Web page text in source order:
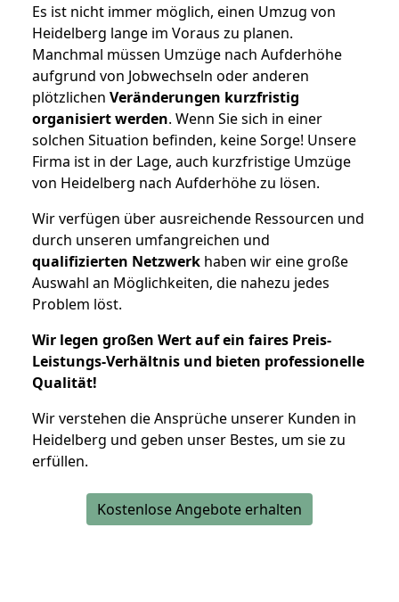
Es ist nicht immer möglich, einen Umzug von
Heidelberg lange im Voraus zu planen.
Manchmal müssen Umzüge nach Aufderhöhe
aufgrund von Jobwechseln oder anderen
plötzlichen Veränderungen kurzfristig
organisiert werden. Wenn Sie sich in einer
solchen Situation befinden, keine Sorge! Unsere
Firma ist in der Lage, auch kurzfristige Umzüge
von Heidelberg nach Aufderhöhe zu lösen.
Wir verfügen über ausreichende Ressourcen und
durch unseren umfangreichen und
qualifizierten Netzwerk haben wir eine große
Auswahl an Möglichkeiten, die nahezu jedes
Problem löst.
Wir legen großen Wert auf ein faires Preis-
Leistungs-Verhältnis und bieten professionelle
Qualität!
Wir verstehen die Ansprüche unserer Kunden in
Heidelberg und geben unser Bestes, um sie zu
erfüllen.
Kostenlose Angebote erhalten